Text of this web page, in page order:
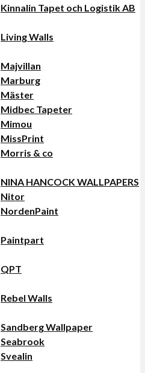
Kinnalin Tapet och Logistik AB
Living Walls
Majvillan
Marburg
Mäster
Midbec Tapeter
Mimou
MissPrint
Morris & co
NINA HANCOCK WALLPAPERS
Nitor
NordenPaint
Paintpart
QPT
Rebel Walls
Sandberg Wallpaper
Seabrook
Svealin